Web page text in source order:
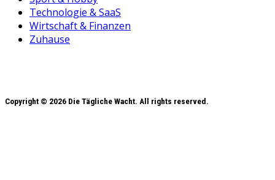
Technologie & SaaS
Wirtschaft & Finanzen
Zuhause
Copyright © 2026 Die Tägliche Wacht. All rights reserved.